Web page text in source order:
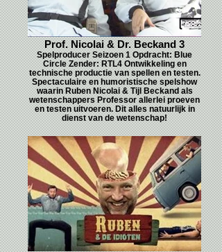
Prof. Nicolai & Dr. Beckand 3
Spelproducer Seizoen 1 Opdracht: Blue
Circle Zender: RTL4 Ontwikkeling en
technische productie van spellen en testen.
Spectaculaire en humoristische spelshow
waarin Ruben Nicolai & Tijl Beckand als
wetenschappers Professor allerlei proeven
en testen uitvoeren. Dit alles natuurlijk in
dienst van de wetenschap!